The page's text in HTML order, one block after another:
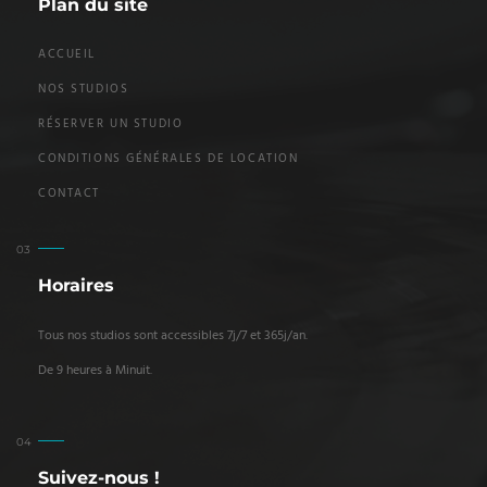
Plan du site
ACCUEIL
NOS STUDIOS
RÉSERVER UN STUDIO
CONDITIONS GÉNÉRALES DE LOCATION
CONTACT
Horaires
Tous nos studios sont accessibles 7j/7 et 365j/an.
De 9 heures à Minuit.
Suivez-nous !